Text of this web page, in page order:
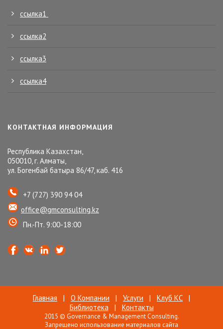
ссылка1
ссылка2
ссылка3
ссылка4
КОНТАКТНАЯ ИНФОРМАЦИЯ
Республика Казахстан,
050010, г. Алматы,
ул. Богенбай батыра 86/47, каб. 416
+7 (727) 390 94 04
office@gmconsulting.kz
Пн.-Пт. 9:00-18:00
Главная | О Компании | Услуги | Клуб КС
|
Библиотека
| Контакты
2015 © Governance & Management Consulting.
Запрещено использование материалов сайта